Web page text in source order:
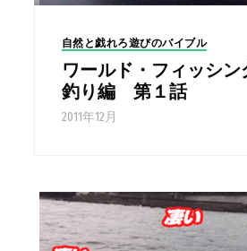
自然と戯れろ遊びのバイブル
ワールド・フィッシ
釣り編 第１話
2011年12月